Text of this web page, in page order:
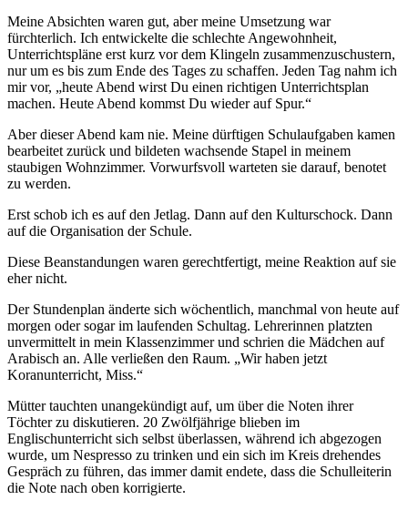
Meine Absichten waren gut, aber meine Umsetzung war
fürchterlich. Ich entwickelte die schlechte Angewohnheit,
Unterrichtspläne erst kurz vor dem Klingeln zusammenzuschustern,
nur um es bis zum Ende des Tages zu schaffen. Jeden Tag nahm ich
mir vor, „heute Abend wirst Du einen richtigen Unterrichtsplan
machen. Heute Abend kommst Du wieder auf Spur.“
Aber dieser Abend kam nie. Meine dürftigen Schulaufgaben kamen
bearbeitet zurück und bildeten wachsende Stapel in meinem
staubigen Wohnzimmer. Vorwurfsvoll warteten sie darauf, benotet
zu werden.
Erst schob ich es auf den Jetlag. Dann auf den Kulturschock. Dann
auf die Organisation der Schule.
Diese Beanstandungen waren gerechtfertigt, meine Reaktion auf sie
eher nicht.
Der Stundenplan änderte sich wöchentlich, manchmal von heute auf
morgen oder sogar im laufenden Schultag. Lehrerinnen platzten
unvermittelt in mein Klassenzimmer und schrien die Mädchen auf
Arabisch an. Alle verließen den Raum. „Wir haben jetzt
Koranunterricht, Miss.“
Mütter tauchten unangekündigt auf, um über die Noten ihrer
Töchter zu diskutieren. 20 Zwölfjährige blieben im
Englischunterricht sich selbst überlassen, während ich abgezogen
wurde, um Nespresso zu trinken und ein sich im Kreis drehendes
Gespräch zu führen, das immer damit endete, dass die Schulleiterin
die Note nach oben korrigierte.